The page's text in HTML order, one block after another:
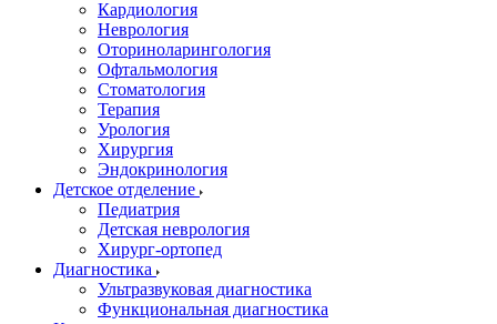
Кардиология
Неврология
Оториноларингология
Офтальмология
Стоматология
Терапия
Урология
Хирургия
Эндокринология
Детское отделение
Педиатрия
Детская неврология
Хирург-ортопед
Диагностика
Ультразвуковая диагностика
Функциональная диагностика